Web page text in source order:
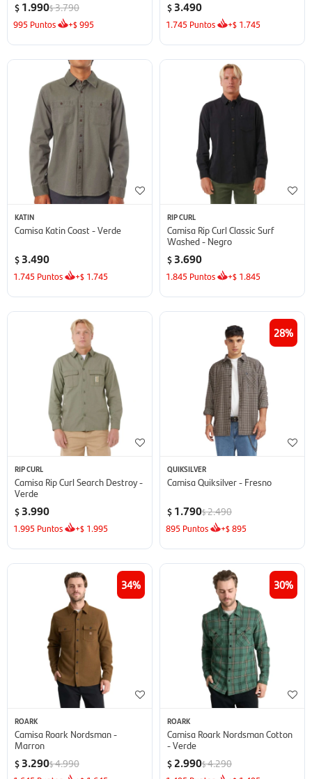
$ 1.990$3.790
995 Puntos +$995
$ 3.490
1.745 Puntos +$ 1.745
KATIN
Camisa Katin Coast - Verde
$ 3.490
1.745 Puntos +$ 1.745
RIP CURL
Camisa Rip Curl Classic Surf
Washed - Negro
$ 3.690
1.845 Puntos +$ 1.845
RIP CURL
Camisa Rip Curl Search Destroy -
Verde
$ 3.990
1.995 Puntos +$ 1.995
28
QUIKSILVER
Camisa Quiksilver - Fresno
$ 1.790$2.490
895 Puntos +$895
34
ROARK
Camisa Roark Nordsman -
Marron
$ 3.290$4.990
30
ROARK
Camisa Roark Nordsman Cotton
- Verde
$ 2.990$4.290